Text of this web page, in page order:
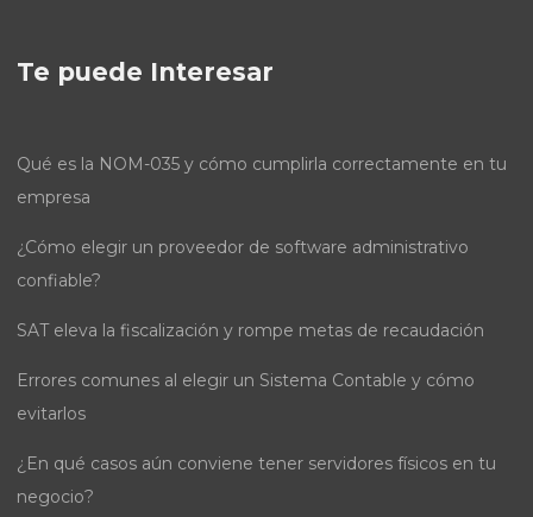
Te puede Interesar
Qué es la NOM-035 y cómo cumplirla correctamente en tu
empresa
¿Cómo elegir un proveedor de software administrativo
confiable?
SAT eleva la fiscalización y rompe metas de recaudación
Errores comunes al elegir un Sistema Contable y cómo
evitarlos
¿En qué casos aún conviene tener servidores físicos en tu
negocio?